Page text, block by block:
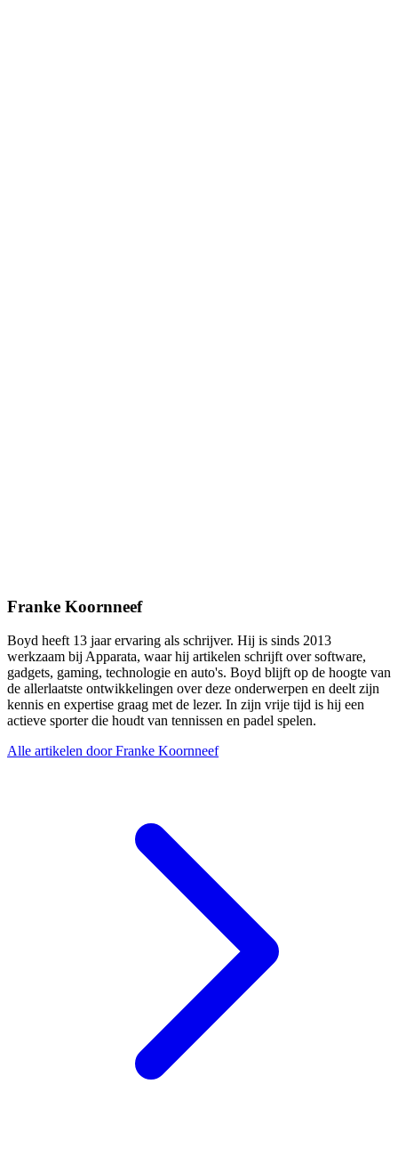
Franke Koornneef
Boyd heeft 13 jaar ervaring als schrijver. Hij is sinds 2013
werkzaam bij Apparata, waar hij artikelen schrijft over software,
gadgets, gaming, technologie en auto's. Boyd blijft op de hoogte van
de allerlaatste ontwikkelingen over deze onderwerpen en deelt zijn
kennis en expertise graag met de lezer. In zijn vrije tijd is hij een
actieve sporter die houdt van tennissen en padel spelen.
Alle artikelen door Franke Koornneef